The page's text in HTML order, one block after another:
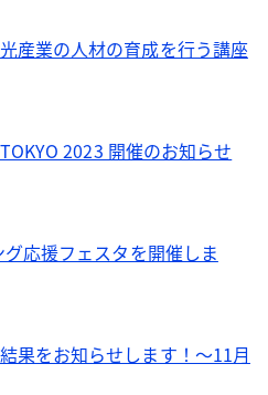
産業の人材の育成を行う講座
2023 開催のお知らせ
応援フェスタを開催しま
果をお知らせします！～11月